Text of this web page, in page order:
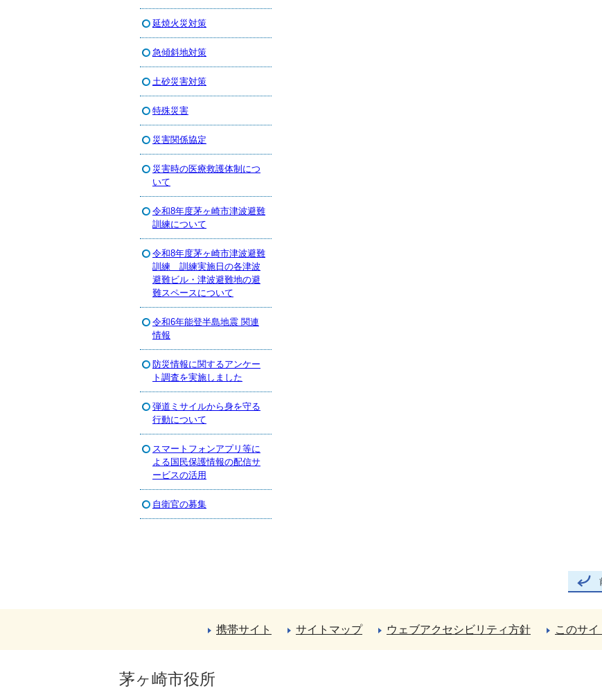
延焼火災対策
急傾斜地対策
土砂災害対策
特殊災害
災害関係協定
災害時の医療救護体制につ
いて
令和8年度茅ヶ崎市津波避難
訓練について
令和8年度茅ヶ崎市津波避難
訓練 訓練実施日の各津波
避難ビル・津波避難地の避
難スペースについて
令和6年能登半島地震 関連
情報
防災情報に関するアンケー
ト調査を実施しました
弾道ミサイルから身を守る
行動について
スマートフォンアプリ等に
よる国民保護情報の配信サ
ービスの活用
自衛官の募集
携帯サイト サイトマップ ウェブアクセシビリティ方針 このサ
茅ヶ崎市役所